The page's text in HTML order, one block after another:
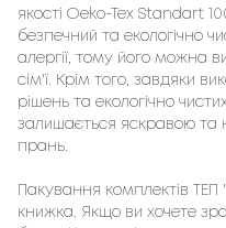
якості Oeko-Tex Standart
безпечний та екологічно
алергії, тому його можна
сім'ї. Крім того, завдяки
рішень та екологічно
залишається яскравою та
прань.
Пакування комплектів ТЕП
книжка. Якщо ви хочете